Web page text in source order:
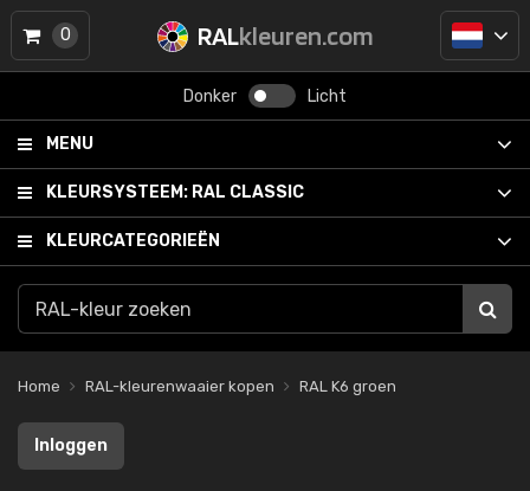
RALkleuren.com
Donker Licht
MENU
KLEURSYSTEEM: RAL CLASSIC
KLEURCATEGORIEËN
0
Home RAL-kleurenwaaier kopen RAL K6 groen
Inloggen